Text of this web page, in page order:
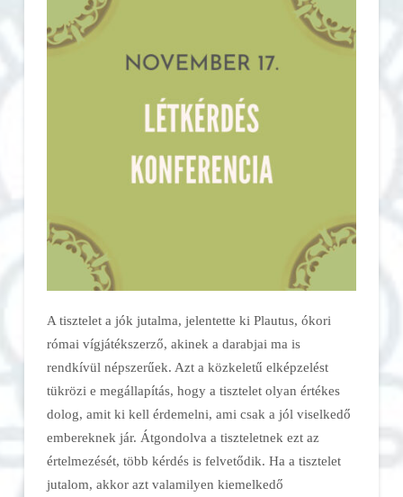
A tisztelet a jók jutalma, jelentette ki Plautus, ókori
római vígjátékszerző, akinek a darabjai ma is
rendkívül népszerűek. Azt a közkeletű elképzelést
tükrözi e megállapítás, hogy a tisztelet olyan értékes
dolog, amit ki kell érdemelni, ami csak a jól viselkedő
embereknek jár. Átgondolva a tiszteletnek ezt az
értelmezését, több kérdés is felvetődik. Ha a tisztelet
jutalom, akkor azt valamilyen kiemelkedő